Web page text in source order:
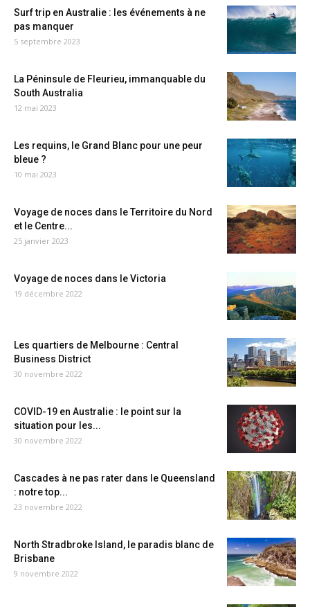
Surf trip en Australie : les événements à ne
pas manquer
5 septembre 2023
La Péninsule de Fleurieu, immanquable du
South Australia
12 mai 2023
Les requins, le Grand Blanc pour une peur
bleue ?
10 mai 2023
Voyage de noces dans le Territoire du Nord
et le Centre...
25 janvier 2023
Voyage de noces dans le Victoria
19 décembre 2022
Les quartiers de Melbourne : Central
Business District
30 novembre 2022
COVID-19 en Australie : le point sur la
situation pour les...
30 novembre 2022
Cascades à ne pas rater dans le Queensland
: notre top...
23 novembre 2022
North Stradbroke Island, le paradis blanc de
Brisbane
9 novembre 2022